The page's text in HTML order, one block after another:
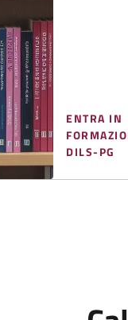
ENTRA IN
DILS-PG